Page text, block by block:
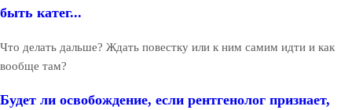
быть катег...
Что делать дальше? Ждать повестку или к ним самим идти и как
вообще там?
Будет ли освобождение, если рентгенолог признает,